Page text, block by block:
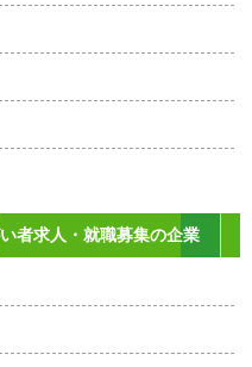
者求人・就職募集の企業